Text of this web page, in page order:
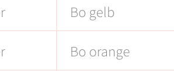
Bo gelb
Bo orange